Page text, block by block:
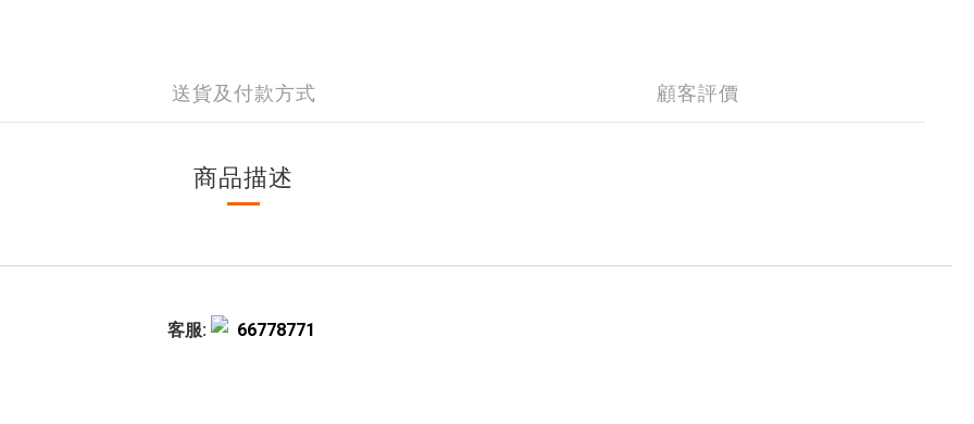
送貨及付款方式 顧客評價
商品描述
客服: 66778771